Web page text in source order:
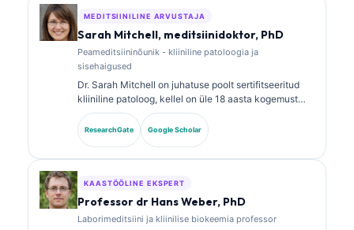
ja laboridiagnostika teemadel laborimeditsiini
valdkonnas.
MEDITSIINILINE ARVUSTAJA
Sarah Mitchell, meditsiinidoktor, PhD
Peameditsiininõunik - kliiniline patoloogia ja
sisehaigused
Dr. Sarah Mitchell on juhatuse poolt sertifitseeritud
kliiniline patoloog, kellel on üle 18 aasta kogemust
laborimeditsiinis ja diagnostilises analüüsis. Tal on
erialased sertifikaadid kliinilises keemias ning ta on
avaldanud ulatuslikult töid biomarkerite paneelide ja
ResearchGate Google Scholar
KAASTÖÖLINE EKSPERT
Professor dr Hans Weber, PhD
Laborimeditsiini ja kliinilise biokeemia professor